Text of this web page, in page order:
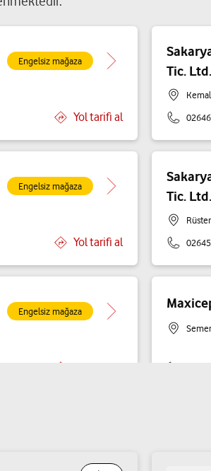
Engelsiz mağaza
Yol tarifi al
Tic.
Engelsiz mağaza
Yol tarifi al
Tic.
Engelsiz mağaza